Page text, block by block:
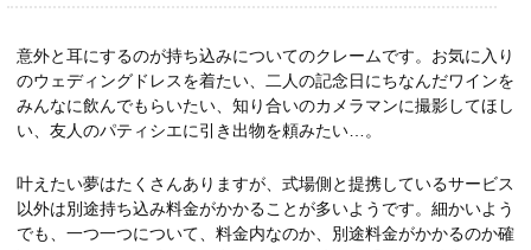
意外と耳にするのが持ち込みについてのクレームです。お気に入り
のウェディングドレスを着たい、二人の記念日にちなんだワインを
みんなに飲んでもらいたい、知り合いのカメラマンに撮影してほし
い、友人のパティシエに引き出物を頼みたい…。
叶えたい夢はたくさんありますが、式場側と提携しているサービス
以外は別途持ち込み料金がかかることが多いようです。細かいよう
でも、一つ一つについて、料金内なのか、別途料金がかかるのか確